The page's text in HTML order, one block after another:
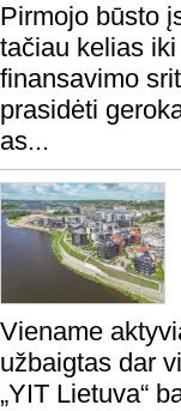
Pirmojo būsto
tačiau kelias
finansavimo
prasidėti
as...
Viename
užbaigtas dar
„YIT Lietuva“